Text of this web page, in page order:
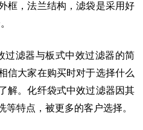
框，法兰结构，滤袋是采用好
过滤器与板式中效过滤器的简
信大家在购买时对于选择什么
解。化纤袋式中效过滤器因其
特点，被更多的客户选择。